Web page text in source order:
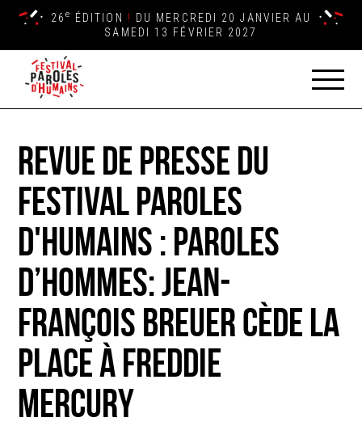
26 e ÉDITION ! DU MERCREDI 20 JANVIER AU
SAMEDI 13 FÉVRIER 2027
Revue de presse du
Festival Paroles
d'Humains : Paroles
d’Hommes: Jean-
François Breuer cède la
place à Freddie
Mercury